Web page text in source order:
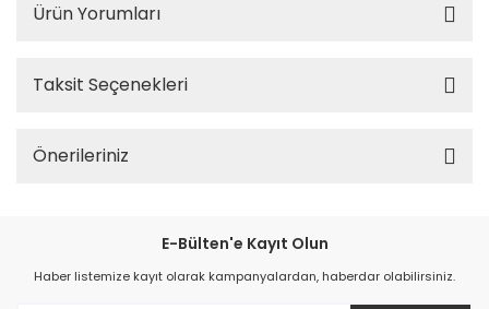
Ürün Yorumları
Taksit Seçenekleri
Önerileriniz
E-Bülten'e Kayıt Olun
Haber listemize kayıt olarak kampanyalardan, haberdar olabilirsiniz.